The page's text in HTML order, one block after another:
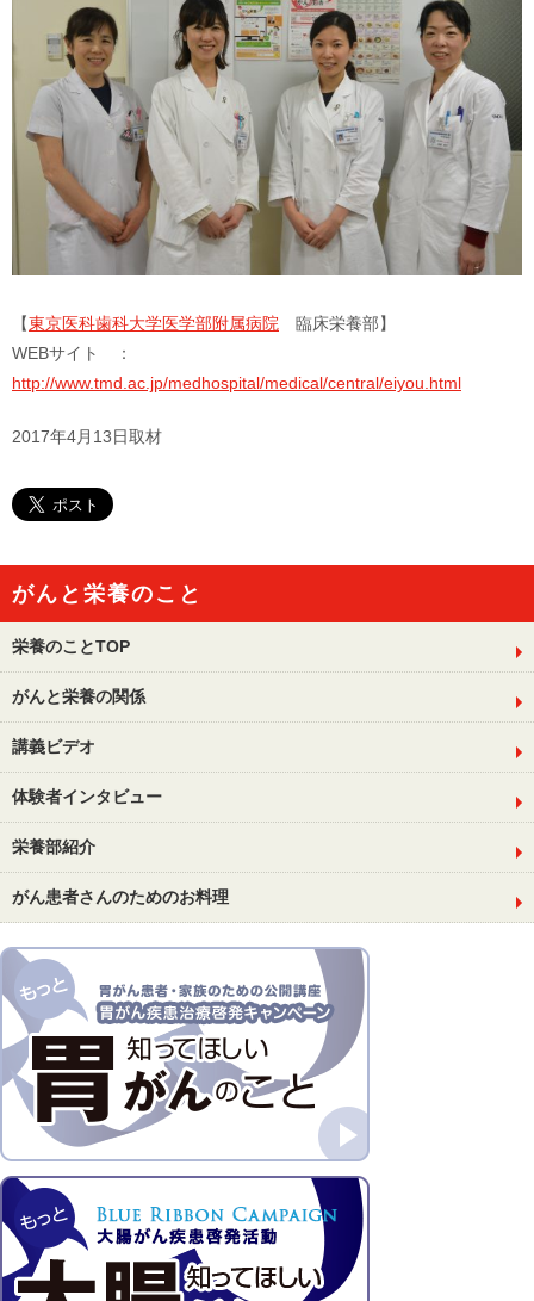
【東京医科歯科大学医学部附属病院 臨床栄養部】
WEBサイト ：
http://www.tmd.ac.jp/medhospital/medical/central/eiyou.html
2017年4月13日取材
がんと栄養のこと
栄養のことTOP
がんと栄養の関係
講義ビデオ
体験者インタビュー
栄養部紹介
がん患者さんのためのお料理